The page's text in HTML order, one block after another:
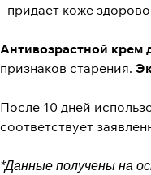
- придает коже
Антивозрастной крем
признаков старения.
После 10 дней
соответствует
*Данные получены на